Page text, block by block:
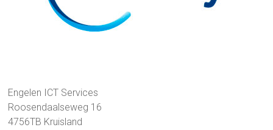
Engelen ICT Services
Roosendaalseweg 16
4756TB Kruisland